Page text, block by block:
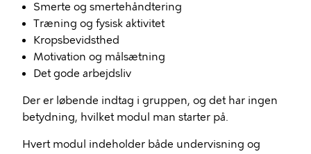
Smerte og smertehåndtering
Træning og fysisk aktivitet
Kropsbevidsthed
Motivation og målsætning
Det gode arbejdsliv
Der er løbende indtag i gruppen, og det har ingen
betydning, hvilket modul man starter på.
Hvert modul indeholder både undervisning og